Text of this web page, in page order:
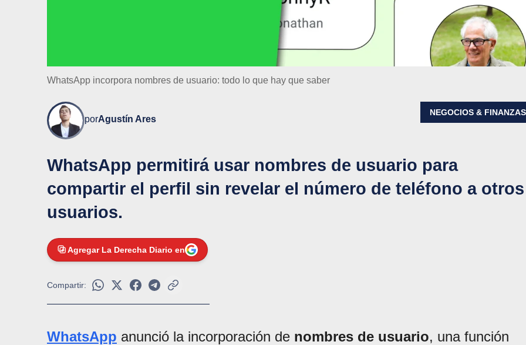
WhatsApp incorpora nombres de usuario: todo lo que hay que saber
porAgustín Ares
NEGOCIOS & FINANZAS
WhatsApp permitirá usar nombres de usuario para
compartir el perfil sin revelar el número de teléfono a otros
usuarios.
Agregar La Derecha Diario en
Compartir:
WhatsApp anunció la incorporación de nombres de usuario, una función